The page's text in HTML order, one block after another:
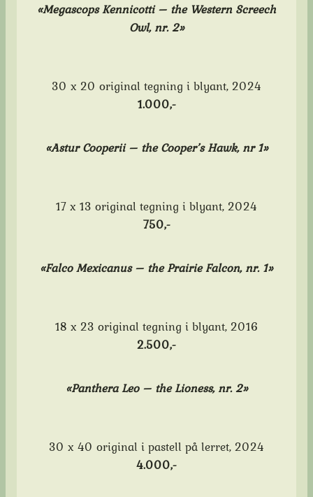
«Megascops Kennicotti – the Western Screech
Owl, nr. 2»
30 x 20 original tegning i blyant, 2024
1.000,-
«Astur Cooperii – the Cooper’s Hawk, nr 1»
17 x 13 original tegning i blyant, 2024
750,-
«Falco Mexicanus – the Prairie Falcon, nr. 1»
18 x 23 original tegning i blyant, 2016
2.500,-
«Panthera Leo – the Lioness, nr. 2»
30 x 40 original i pastell på lerret, 2024
4.000,-